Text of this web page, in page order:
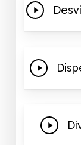
Play
Play
Play